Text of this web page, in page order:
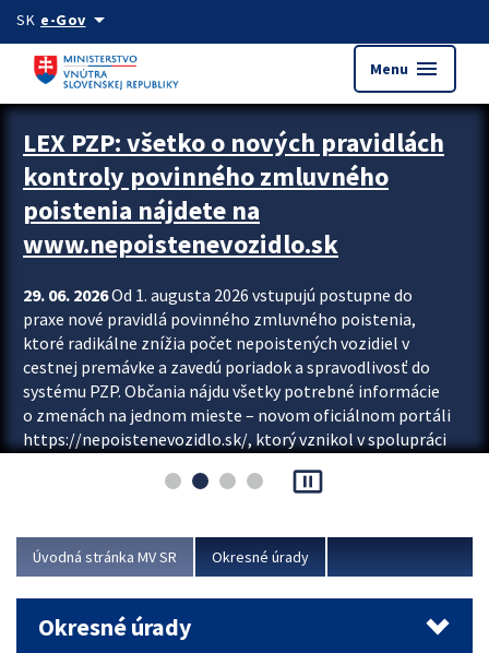
Preskocit na hlavný obsah
SK e-Govarrow_drop_down
Menu menu
Zastavit automatický posun upútavok
LEX PZP: všetko o nových pravidlách
kontroly povinného zmluvného
poistenia nájdete na
www.nepoistenevozidlo.sk
29. 06. 2026Od 1. augusta 2026 vstupujú postupne do
praxe nové pravidlá povinného zmluvného poistenia,
ktoré radikálne znížia počet nepoistených vozidiel v
cestnej premávke a zavedú poriadok a spravodlivosť do
systému PZP. Občania nájdu všetky potrebné informácie
o zmenách na jednom mieste – novom oficiálnom portáli
https://nepoistenevozidlo.sk/, ktorý vznikol v spolupráci
asociácie poisťovní (SLASPO) a Ministerstva vnútra SR.
Viac
pause_presentation
Úvodná stránka MV SR Okresné úrady
Okresné úrady